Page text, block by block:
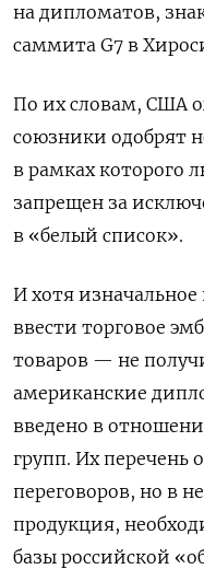
на дипломатов,
саммита G7 в
По их словам, США
союзники одобрят
в рамках которого
запрещен за
в «белый список».
И хотя
ввести торговое
товаров — не
американские
введено в
групп. Их перечень
переговоров, но в
продукция,
базы российской